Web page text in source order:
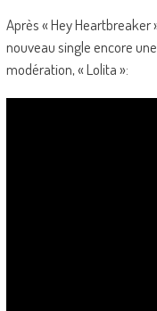
Après « Hey Heartbreaker
nouveau single encore
modération, « Lolita »: